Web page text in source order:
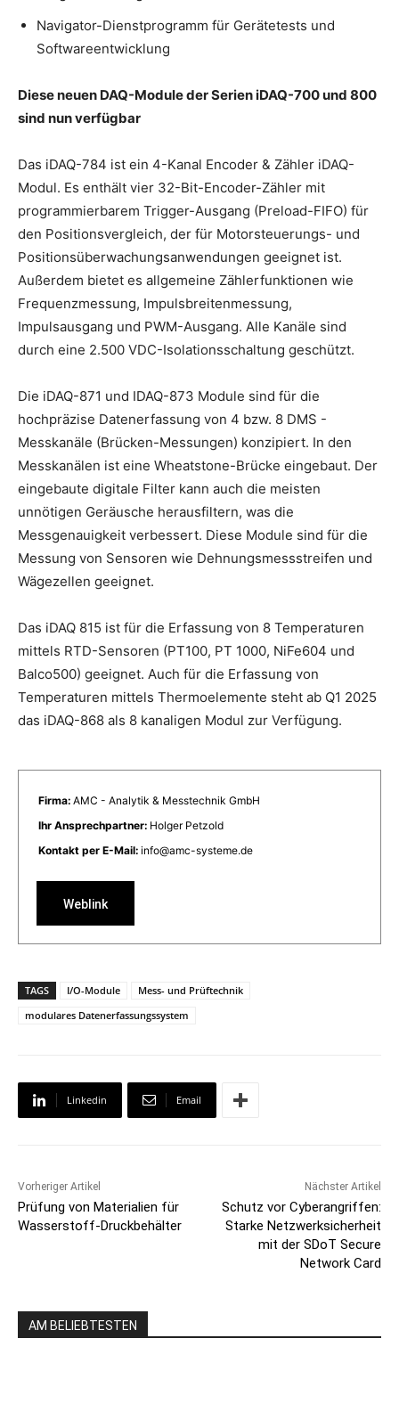
Navigator-Dienstprogramm für Gerätetests und
Softwareentwicklung
Diese neuen DAQ-Module der Serien iDAQ-700 und 800
sind nun verfügbar
Das iDAQ-784 ist ein 4-Kanal Encoder & Zähler iDAQ-
Modul. Es enthält vier 32-Bit-Encoder-Zähler mit
programmierbarem Trigger-Ausgang (Preload-FIFO) für
den Positionsvergleich, der für Motorsteuerungs- und
Positionsüberwachungsanwendungen geeignet ist.
Außerdem bietet es allgemeine Zählerfunktionen wie
Frequenzmessung, Impulsbreitenmessung,
Impulsausgang und PWM-Ausgang. Alle Kanäle sind
durch eine 2.500 VDC-Isolationsschaltung geschützt.
Die iDAQ-871 und IDAQ-873 Module sind für die
hochpräzise Datenerfassung von 4 bzw. 8 DMS -
Messkanäle (Brücken-Messungen) konzipiert. In den
Messkanälen ist eine Wheatstone-Brücke eingebaut. Der
eingebaute digitale Filter kann auch die meisten
unnötigen Geräusche herausfiltern, was die
Messgenauigkeit verbessert. Diese Module sind für die
Messung von Sensoren wie Dehnungsmessstreifen und
Wägezellen geeignet.
Das iDAQ 815 ist für die Erfassung von 8 Temperaturen
mittels RTD-Sensoren (PT100, PT 1000, NiFe604 und
Balco500) geeignet. Auch für die Erfassung von
Temperaturen mittels Thermoelemente steht ab Q1 2025
das iDAQ-868 als 8 kanaligen Modul zur Verfügung.
Firma: AMC - Analytik & Messtechnik GmbH
Ihr Ansprechpartner: Holger Petzold
Kontakt per E-Mail: info@amc-systeme.de
Weblink
TAGS I/O-Module
Mess- und Prüftechnik
modulares Datenerfassungssystem
Linkedin Email
Vorheriger Artikel
Prüfung von Materialien für
Wasserstoff-Druckbehälter
Nächster Artikel
Schutz vor Cyberangriffen:
Starke Netzwerksicherheit
mit der SDoT Secure
Network Card
AM BELIEBTESTEN